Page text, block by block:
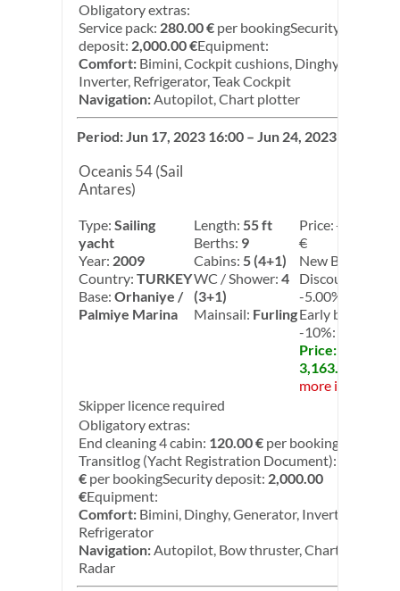
Obligatory extras:
Service pack: 280.00 €per bookingSecurity
deposit: 2,000.00 €Equipment:
Comfort: Bimini, Cockpit cushions, Dinghy,
Inverter, Refrigerator, Teak Cockpit
Navigation:Autopilot, Chart plotter
Period: Jun 17, 2023 16:00 – Jun 24, 2023 08:00
Oceanis 54 (Sail
Antares)
Type: Sailing
yacht
Year: 2009
Country: TURKEY
Base: Orhaniye /
Palmiye Marina
Length: 55 ft
Berths: 9
Cabins: 5 (4+1)
WC / Shower: 4
(3+1)
Mainsail: Furling
Price:3,700.00
€
New Base
Discount:
-5.00%
Early booking:
-10%: -10.00%
Price:
3,163.50 €
more info
Skipper licence required
Obligatory extras:
End cleaning 4 cabin: 120.00 €per booking
Transitlog (Yacht Registration Document):
€per bookingSecurity deposit: 2,000.00
€Equipment:
Comfort: Bimini, Dinghy, Generator, Inverter,
Refrigerator
Navigation:Autopilot, Bow thruster, Chart plotter,
Radar